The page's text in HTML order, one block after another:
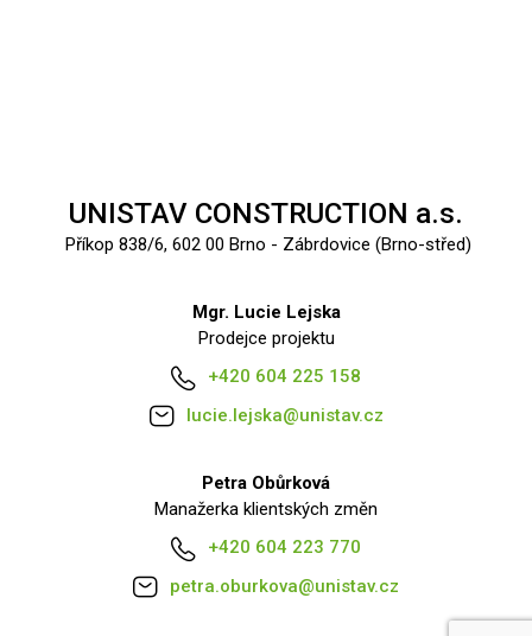
UNISTAV CONSTRUCTION a.s.
Příkop 838/6, 602 00 Brno - Zábrdovice (Brno-střed)
Mgr. Lucie Lejska
Prodejce projektu
+420 604 225 158
lucie.lejska@unistav.cz
Petra Obůrková
Manažerka klientských změn
+420 604 223 770
petra.oburkova@unistav.cz